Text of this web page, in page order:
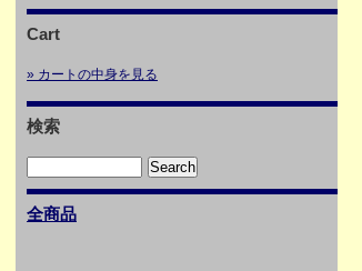
Cart
» カートの中身を見る
検索
全商品